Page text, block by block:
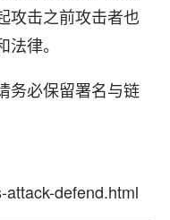
攻击之前攻击者也
律。
务必保留署名与链
defend.html